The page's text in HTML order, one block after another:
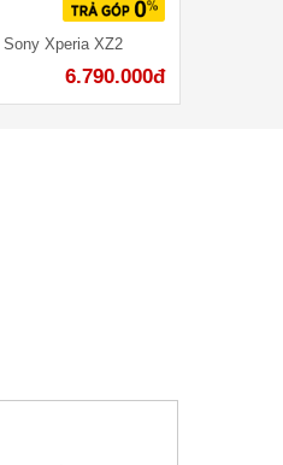
Xperia XZ2
6.790.000đ